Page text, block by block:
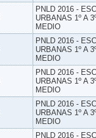
PNLD 2016 -
URBANAS 1º A
MEDIO
PNLD 2016 -
URBANAS 1º A
MEDIO
PNLD 2016 -
URBANAS 1º A
MEDIO
PNLD 2016 -
URBANAS 1º A
MEDIO
PNLD 2016 -